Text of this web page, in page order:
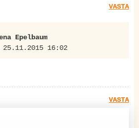
VASTA
Epelbaum
16:02
VASTA